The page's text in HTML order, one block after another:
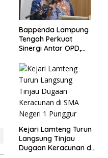
Bappenda Lampung
Tengah Perkuat
Sinergi Antar OPD,
PAD Tahun 2025
Kejari Lamteng Turun
Langsung Tinjau
Dugaan Keracunan di